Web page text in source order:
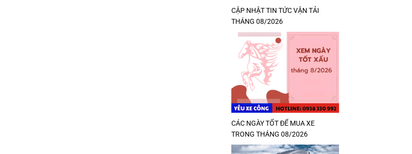
CẬP NHẬT TIN TỨC VẬN TẢI
THÁNG 08/2026
CÁC NGÀY TỐT ĐỂ MUA XE
TRONG THÁNG 08/2026